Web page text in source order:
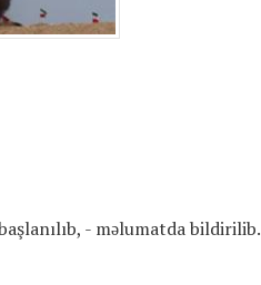
- məlumatda bildirilib.